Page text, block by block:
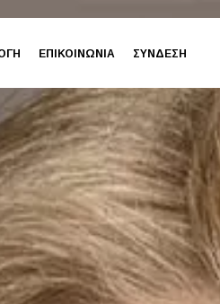
ΕΠΙΚΟΙΝΩΝΙΑ ΣΥΝΔΕΣΗ